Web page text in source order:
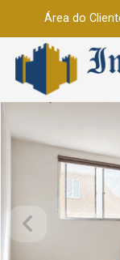
Área do